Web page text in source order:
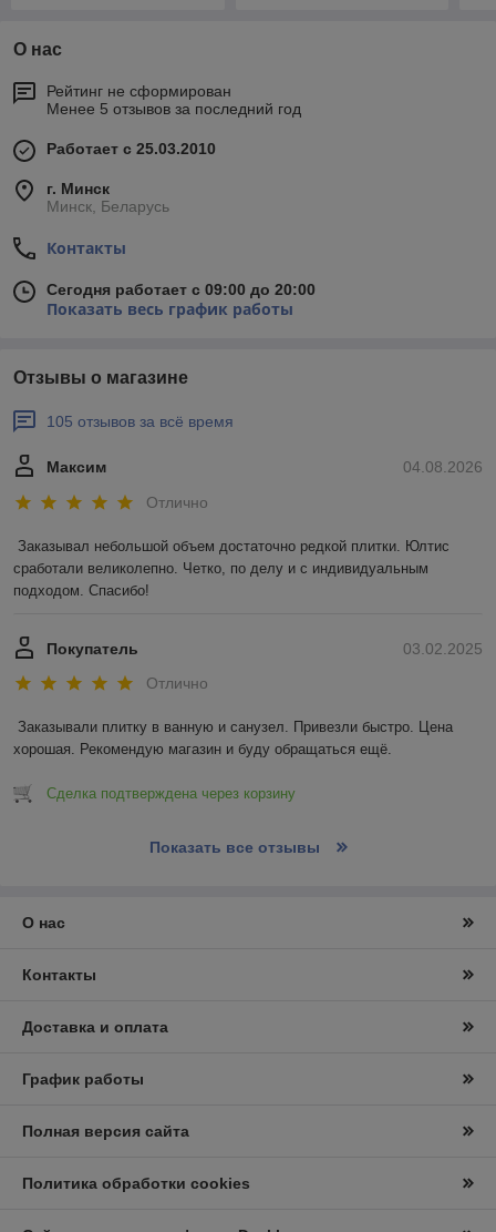
О нас
Рейтинг не сформирован
Менее 5 отзывов за последний год
Работает с 25.03.2010
г. Минск
Минск, Беларусь
Контакты
Сегодня работает с 09:00 до 20:00
Показать весь график работы
Отзывы о магазине
105 отзывов за всё время
04.08.2026
Максим
Отлично
Заказывал небольшой объем достаточно редкой плитки. Юлтис
сработали великолепно. Четко, по делу и с индивидуальным
подходом. Спасибо!
03.02.2025
Покупатель
Отлично
Заказывали плитку в ванную и санузел. Привезли быстро. Цена
хорошая. Рекомендую магазин и буду обращаться ещё.
Сделка подтверждена через корзину
Показать все отзывы
О нас
Контакты
Доставка и оплата
График работы
Полная версия сайта
Политика обработки cookies